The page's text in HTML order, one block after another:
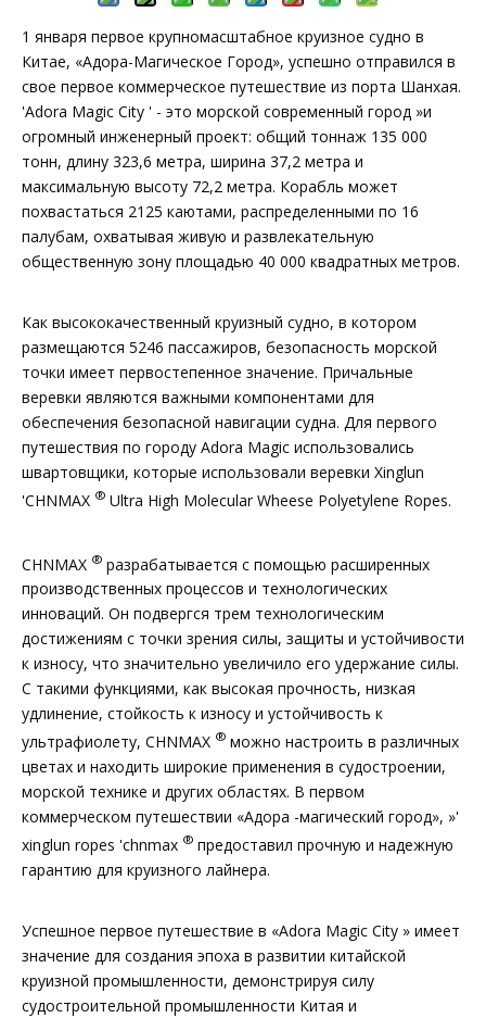
1 января первое крупномасштабное круизное судно в
Китае, «Адора-Магическое Город», успешно отправился в
свое первое коммерческое путешествие из порта Шанхая.
'Adora Magic City ' - это морской современный город »и
огромный инженерный проект: общий тоннаж 135 000
тонн, длину 323,6 метра, ширина 37,2 метра и
максимальную высоту 72,2 метра. Корабль может
похвастаться 2125 каютами, распределенными по 16
палубам, охватывая живую и развлекательную
общественную зону площадью 40 000 квадратных метров.
Как высококачественный круизный судно, в котором
размещаются 5246 пассажиров, безопасность морской
точки имеет первостепенное значение. Причальные
веревки являются важными компонентами для
обеспечения безопасной навигации судна. Для первого
путешествия по городу Adora Magic использовались
швартовщики, которые использовали веревки Xinglun
'CHNMAX ® Ultra High Molecular Wheese Polyetylene Ropes.
CHNMAX ® разрабатывается с помощью расширенных
производственных процессов и технологических
инноваций. Он подвергся трем технологическим
достижениям с точки зрения силы, защиты и устойчивости
к износу, что значительно увеличило его удержание силы.
С такими функциями, как высокая прочность, низкая
удлинение, стойкость к износу и устойчивость к
ультрафиолету, CHNMAX ® можно настроить в различных
цветах и ​​находить широкие применения в судостроении,
морской технике и других областях. В первом
коммерческом путешествии «Адора -магический город», »'
xinglun ropes 'chnmax ® предоставил прочную и надежную
гарантию для круизного лайнера.
Успешное первое путешествие в «Adora Magic City » имеет
значение для создания эпоха в развитии китайской
круизной промышленности, демонстрируя силу
судостроительной промышленности Китая и